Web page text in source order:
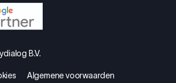
B.V.
Algemene voorwaarden